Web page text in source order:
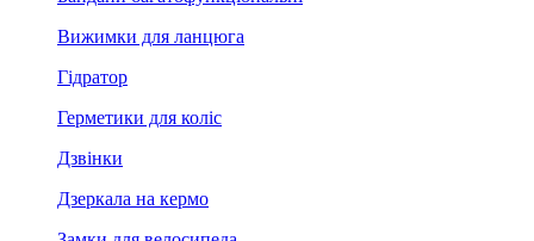
Вижимки для ланцюга
Гідратор
Герметики для коліс
Дзвінки
Дзеркала на кермо